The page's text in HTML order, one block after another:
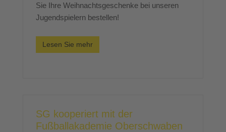
Sie Ihre Weihnachtsgeschenke bei unseren
Jugendspielern bestellen!
Lesen Sie mehr
SG kooperiert mit der
Fußballakademie Oberschwaben